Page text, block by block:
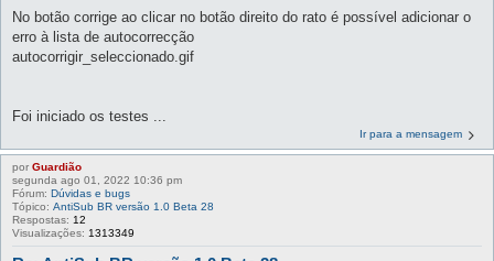
No botão corrige ao clicar no botão direito do rato é possível adicionar o
erro à lista de autocorrecção
autocorrigir_seleccionado.gif
Foi iniciado os testes ...
Ir para a mensagem
por Guardião
segunda ago 01, 2022 10:36 pm
Fórum: Dúvidas e bugs
Tópico: AntiSub BR versão 1.0 Beta 28
Respostas: 12
Visualizações: 1313349